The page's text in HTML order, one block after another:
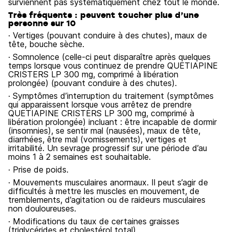
surviennent pas systématiquement chez tout le monde.
Très fréquents : peuvent toucher plus d’une
personne sur 10
· Vertiges (pouvant conduire à des chutes), maux de
tête, bouche sèche.
· Somnolence (celle-ci peut disparaître après quelques
temps lorsque vous continuez de prendre QUETIAPINE
CRISTERS LP 300 mg, comprimé à libération
prolongée) (pouvant conduire à des chutes).
· Symptômes d’interruption du traitement (symptômes
qui apparaissent lorsque vous arrêtez de prendre
QUETIAPINE CRISTERS LP 300 mg, comprimé à
libération prolongée) incluant : être incapable de dormir
(insomnies), se sentir mal (nausées), maux de tête,
diarrhées, être mal (vomissements), vertiges et
irritabilité. Un sevrage progressif sur une période d’au
moins 1 à 2 semaines est souhaitable.
· Prise de poids.
· Mouvements musculaires anormaux. Il peut s’agir de
difficultés à mettre les muscles en mouvement, de
tremblements, d’agitation ou de raideurs musculaires
non douloureuses.
· Modifications du taux de certaines graisses
(triglycérides et cholestérol total).